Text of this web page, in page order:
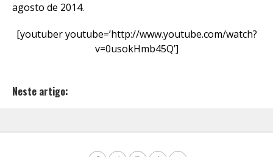
agosto de 2014.
[youtuber youtube=’http://www.youtube.com/watch?
v=0usokHmb45Q’]
Neste artigo: